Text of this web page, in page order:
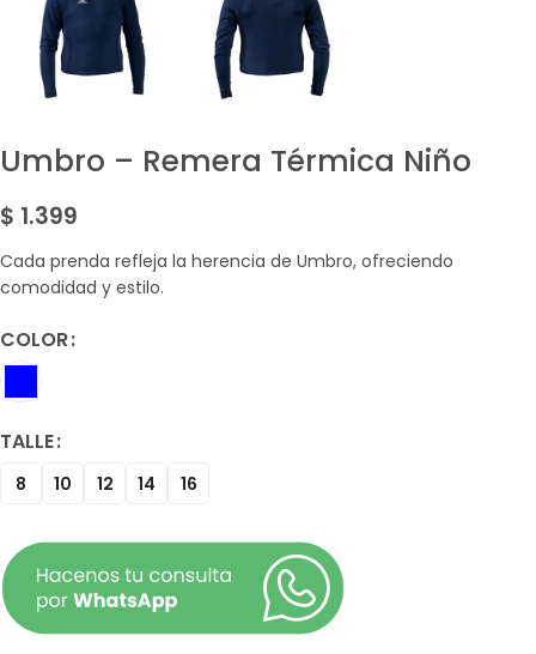
Umbro – Remera Térmica Niño
$ 1.399
Cada prenda refleja la herencia de Umbro, ofreciendo
comodidad y estilo.
COLOR
TALLE
8 10 12 14 16